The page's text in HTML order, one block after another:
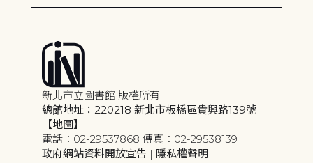
新北市立圖書館 版權所有
總館地址：220218 新北市板橋區貴興路139號
【地圖】
電話：02-29537868 傳真：02-29538139
政府網站資料開放宣告 | 隱私權聲明